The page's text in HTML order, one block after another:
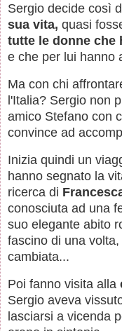
Sergio decide così
sua vita, quasi
tutte le donne che
e che per lui hanno
Ma con chi
l'Italia? Sergio non
amico Stefano con
convince ad
Inizia quindi un
hanno segnato la
ricerca di
conosciuta ad una
suo elegante abito
fascino di una
cambiata...
Poi fanno visita alla
Sergio aveva
lasciarsi a vicenda